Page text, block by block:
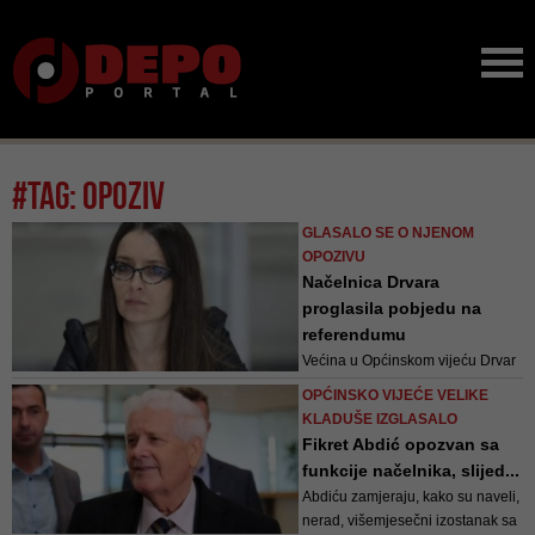
#tag: opoziv
GLASALO SE O NJENOM
OPOZIVU
Načelnica Drvara
proglasila pobjedu na
referendumu
Većina u Općinskom vijeću Drvar
načelnici su prigovarali izostanak
komunikacije, nesavjesno i
donatorskih sredstava te slabi
razvoj i loši životni uvjeti u ovoj
općini
OPĆINSKO VIJEĆE VELIKE
KLADUŠE IZGLASALO
Fikret Abdić opozvan sa
funkcije načelnika, slijed...
Abdiću zamjeraju, kako su naveli,
nerad, višemjesečni izostanak sa